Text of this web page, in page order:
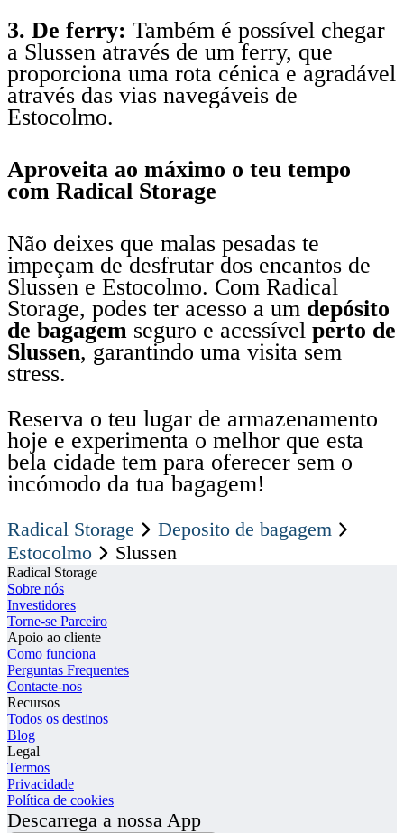
3. De ferry: Também é possível chegar
a Slussen através de um ferry, que
proporciona uma rota cénica e agradável
através das vias navegáveis de
Estocolmo.
Aproveita ao máximo o teu tempo
com Radical Storage
Não deixes que malas pesadas te
impeçam de desfrutar dos encantos de
Slussen e Estocolmo. Com Radical
Storage, podes ter acesso a um depósito
de bagagem seguro e acessível perto de
Slussen, garantindo uma visita sem
stress.
Reserva o teu lugar de armazenamento
hoje e experimenta o melhor que esta
bela cidade tem para oferecer sem o
incómodo da tua bagagem!
Radical Storage
Deposito de bagagem
Estocolmo
Slussen
Radical Storage
Sobre nós
Investidores
Torne-se Parceiro
Apoio ao cliente
Como funciona
Perguntas Frequentes
Contacte-nos
Recursos
Todos os destinos
Blog
Legal
Termos
Privacidade
Política de cookies
Descarrega a nossa App